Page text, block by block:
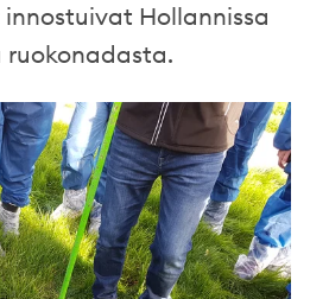
Hollannissa